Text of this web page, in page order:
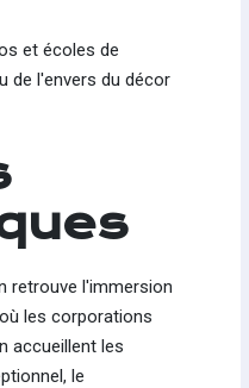
et écoles de
l'envers du décor
retrouve l'immersion
les corporations
accueillent les
le